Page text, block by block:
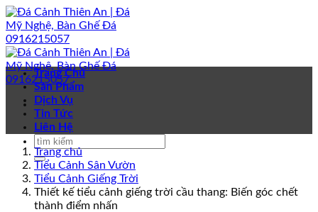
Bỏ
qua
nội
dung
Trang Chủ
Sản Phẩm
Dịch Vụ
Tin Tức
Liên Hệ
Trang chủ
Tiểu Cảnh Sân Vườn
Tiểu Cảnh Giếng Trời
Thiết kế tiểu cảnh giếng trời cầu thang: Biến góc chết
thành điểm nhấn